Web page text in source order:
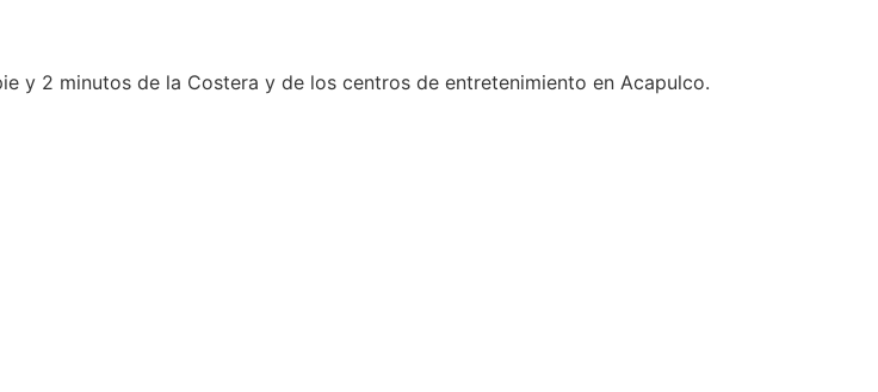
y 2 minutos de la Costera y de los centros de entretenimiento en Acapulco.